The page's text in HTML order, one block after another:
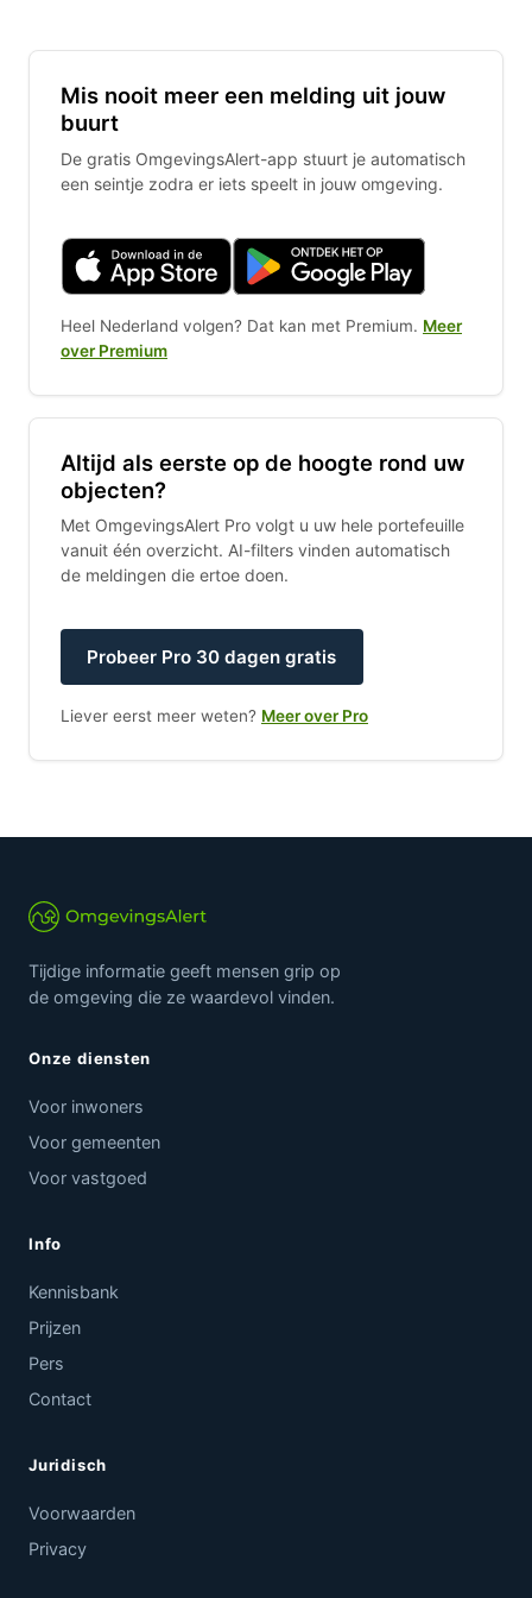
Mis nooit meer een melding uit jouw
buurt
De gratis OmgevingsAlert-app stuurt je automatisch
een seintje zodra er iets speelt in jouw omgeving.
Heel Nederland volgen? Dat kan met Premium. Meer
over Premium
Altijd als eerste op de hoogte rond uw
objecten?
Met OmgevingsAlert Pro volgt u uw hele portefeuille
vanuit één overzicht. AI-filters vinden automatisch
de meldingen die ertoe doen.
Probeer Pro 30 dagen gratis
Liever eerst meer weten? Meer over Pro
Tijdige informatie geeft mensen grip op
de omgeving die ze waardevol vinden.
Onze diensten
Voor inwoners
Voor gemeenten
Voor vastgoed
Info
Kennisbank
Prijzen
Pers
Contact
Juridisch
Voorwaarden
Privacy